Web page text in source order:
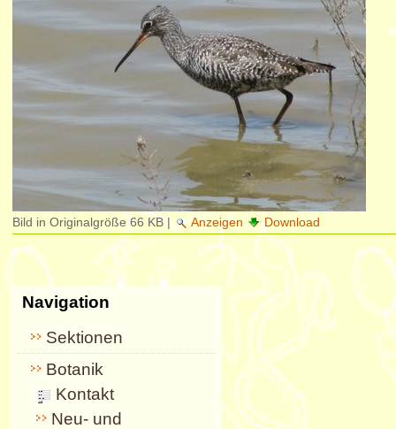
Bild in Originalgröße 66 KB | Anzeigen Download
Navigation
Sektionen
Botanik
Kontakt
Neu- und